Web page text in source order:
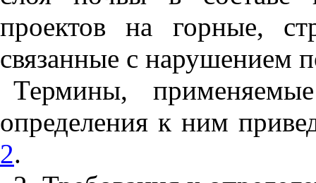
проектов на горные,
связанные с нарушением
Термины,
определения к ним
2.